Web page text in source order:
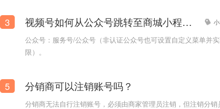
3 视频号如何从公众号跳转至商城小程序？
公众号：服务号/公众号（非认证公众号也可设置自定义菜单并
限）。
5 分销商可以注销账号吗？
分销商无法自行注销账号，必须由商家管理员注销，但注销分销